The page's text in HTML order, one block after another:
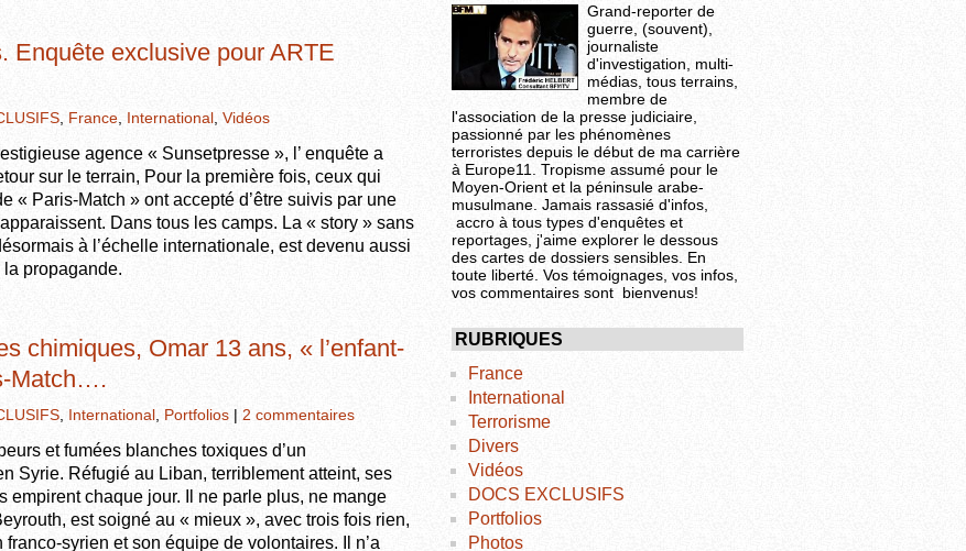
Enquête exclusive pour ARTE
, France, International, Vidéos
agence « Sunsetpresse », l’ enquête a
sur le terrain, Pour la première fois, ceux qui
« Paris-Match » ont accepté d’être suivis par une
Dans tous les camps. La « story » sans
à l’échelle internationale, est devenu aussi
la propagande.
chimiques, Omar 13 ans, « l’enfant-
Match….
International Portfolios | 2 commentaires
et fumées blanches toxiques d’un
Syrie. Réfugié au Liban, terriblement atteint, ses
empirent chaque jour. Il ne parle plus, ne mange
est soigné au « mieux », avec trois fois rien,
syrien et son équipe de volontaires. Il n’a
Grand-reporter de
guerre, (souvent),
journaliste
d'investigation, multi-
médias, tous terrains,
membre de
l'association de la presse judiciaire,
passionné par les phénomènes
terroristes depuis le début de ma carrière
à Europe11. Tropisme assumé pour le
Moyen-Orient et la péninsule arabe-
musulmane. Jamais rassasié d'infos,
accro à tous types d'enquêtes et
reportages, j'aime explorer le dessous
des cartes de dossiers sensibles. En
toute liberté. Vos témoignages, vos infos,
vos commentaires sont bienvenus!
RUBRIQUES
France
International
Terrorisme
Divers
Vidéos
DOCS EXCLUSIFS
Portfolios
Photos